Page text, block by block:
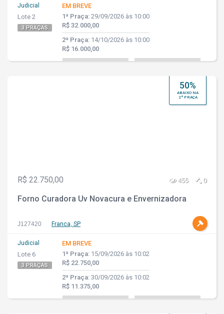
Judicial
Lote 2
3 PRAÇAS
EM BREVE
1ª Praça: 29/09/2026 às 10:00
R$ 32.000,00
2ª Praça: 14/10/2026 às 10:00
R$ 16.000,00
50%
ABAIXO NA
2ª PRAÇA
R$ 22.750,00 455 0
Forno Curadora Uv Novacura e Envernizadora
J127420 Franca, SP
Judicial
Lote 6
3 PRAÇAS
EM BREVE
1ª Praça: 15/09/2026 às 10:02
R$ 22.750,00
2ª Praça: 30/09/2026 às 10:02
R$ 11.375,00